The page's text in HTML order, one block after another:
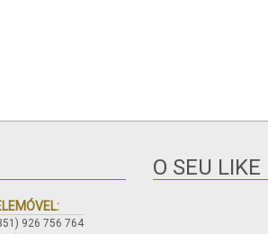
926 756 764
O SEU LIKE